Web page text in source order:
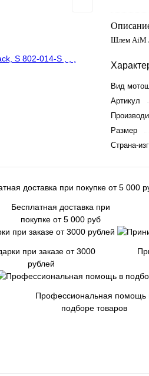
Шлем AiM
Вид
Артикул
Размер
Страна-
Бесплатная доставка при
покупке от 5 000 руб
при заказе от 3000
рублей
Профессиональная помощь
подборе товаров